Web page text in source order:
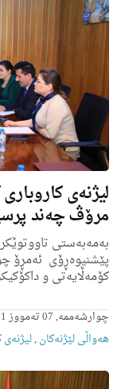
لیژنەی
مرۆڤ چەند
بەمەبەستی
پێشنیوەڕۆى ئەمڕۆ
کۆمەڵایەتی و
چوارشەممە, 07 تەمووز 2021 14:42
هه‌واڵى لێژنه‌كان,